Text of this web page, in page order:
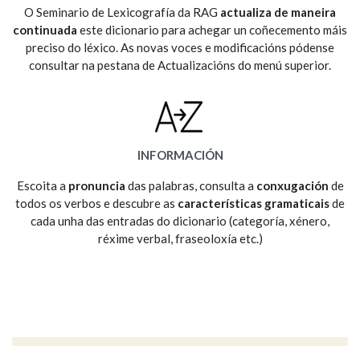
Nos exemplos
Na fraseoloxía
Marcas gramaticais
O Seminario de Lexicografía da RAG actualiza de maneira
continuada este dicionario para achegar un coñecemento máis
preciso do léxico. As novas voces e modificacións pódense
consultar na pestana de Actualizacións do menú superior.
INFORMACIÓN
Escoita a pronuncia das palabras, consulta a conxugación de
todos os verbos e descubre as características gramaticaisde
cada unha das entradas do dicionario (categoría, xénero,
réxime verbal, fraseoloxía etc.)